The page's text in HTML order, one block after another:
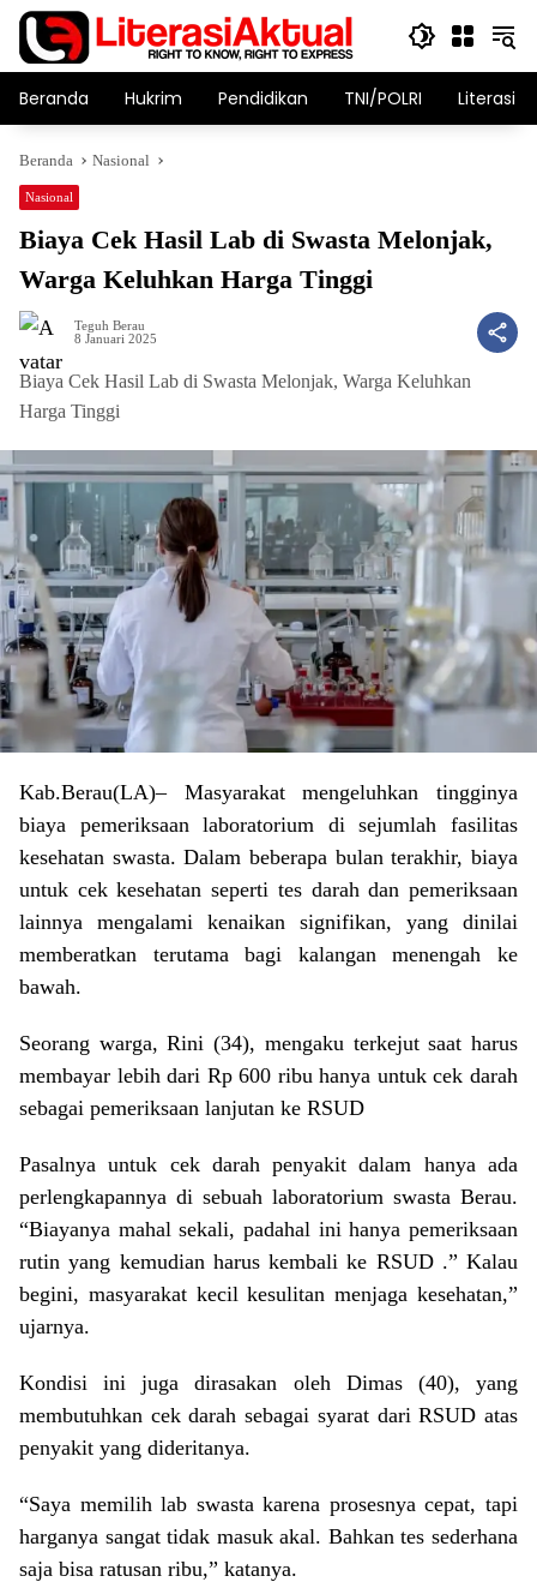
Langsung
konten
Beranda Hukrim Pendidikan TNI/POLRI Literasi
Beranda Nasional
Nasional
Biaya Cek Hasil Lab di Swasta Melonjak,
Warga Keluhkan Harga Tinggi
Teguh Berau
8 Januari 2025
Biaya Cek Hasil Lab di Swasta Melonjak, Warga Keluhkan
Harga Tinggi
Kab.Berau(LA)– Masyarakat mengeluhkan tingginya
biaya pemeriksaan laboratorium di sejumlah fasilitas
kesehatan swasta. Dalam beberapa bulan terakhir, biaya
untuk cek kesehatan seperti tes darah dan pemeriksaan
lainnya mengalami kenaikan signifikan, yang dinilai
memberatkan terutama bagi kalangan menengah ke
bawah.
Seorang warga, Rini (34), mengaku terkejut saat harus
membayar lebih dari Rp 600 ribu hanya untuk cek darah
sebagai pemeriksaan lanjutan ke RSUD
Pasalnya untuk cek darah penyakit dalam hanya ada
perlengkapannya di sebuah laboratorium swasta Berau.
“Biayanya mahal sekali, padahal ini hanya pemeriksaan
rutin yang kemudian harus kembali ke RSUD .” Kalau
begini, masyarakat kecil kesulitan menjaga kesehatan,”
ujarnya.
Kondisi ini juga dirasakan oleh Dimas (40), yang
membutuhkan cek darah sebagai syarat dari RSUD atas
penyakit yang dideritanya.
“Saya memilih lab swasta karena prosesnya cepat, tapi
harganya sangat tidak masuk akal. Bahkan tes sederhana
saja bisa ratusan ribu,” katanya.